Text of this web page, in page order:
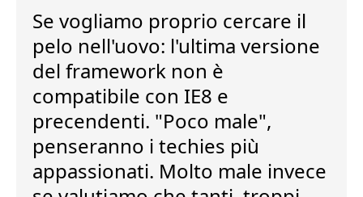
Se vogliamo proprio cercare il
pelo nell'uovo: l'ultima versione
del framework non è
compatibile con IE8 e
precendenti. "Poco male",
penseranno i techies più
appassionati. Molto male invece